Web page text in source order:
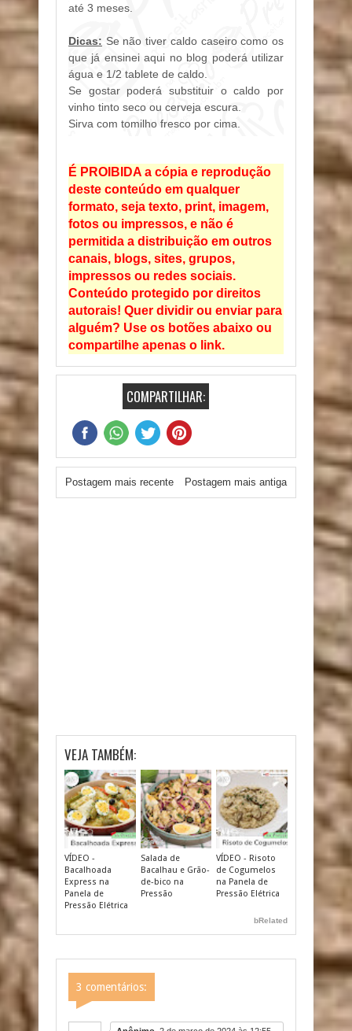
até 3 meses.
Dicas: Se não tiver caldo caseiro como os
que já ensinei aqui no blog poderá utilizar
água e 1/2 tablete de caldo.
Se gostar poderá substituir o caldo por
vinho tinto seco ou cerveja escura.
Sirva com tomilho fresco por cima.
É PROIBIDA a cópia e reprodução
deste conteúdo em qualquer
formato, seja texto, print, imagem,
fotos ou impressos, e não é
permitida a distribuição em outros
canais, blogs, sites, grupos,
impressos ou redes sociais.
Conteúdo protegido por direitos
autorais! Quer dividir ou enviar para
alguém? Use os botões abaixo ou
compartilhe apenas o link.
COMPARTILHAR:
Postagem mais recente Postagem mais antiga
VEJA TAMBÉM:
VÍDEO -
Bacalhoada
Express na
Panela de
Pressão Elétrica
Salada de
Bacalhau e Grão-
de-bico na
Pressão
VÍDEO - Risoto
de Cogumelos
na Panela de
Pressão Elétrica
bRelated
3 comentários: